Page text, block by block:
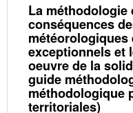
La
conséquences
exceptionnels et
oeuvre de la
guide
méthodologique
territoriales)